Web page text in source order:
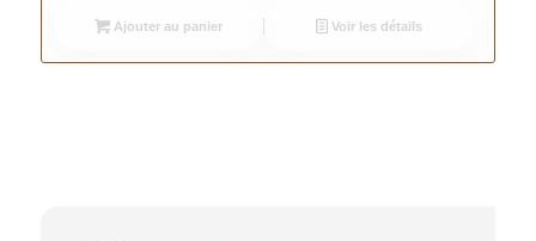
Ajouter au panier Voir les détails